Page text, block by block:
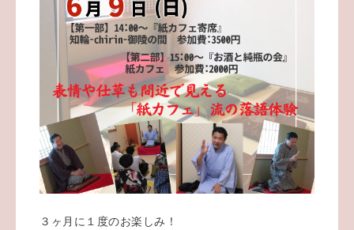
３ヶ月に１度のお楽しみ！